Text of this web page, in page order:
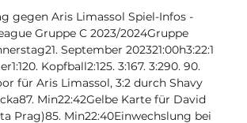
gegen Aris Limassol Spiel-Infos -
Gruppe C 2023/2024Gruppe
September 202321:00h3:22:1
Kopfball2:125. 3:167. 3:290. 90.
für Aris Limassol, 3:2 durch Shavy
Min22:42Gelbe Karte für David
Prag)85. Min22:40Einwechslung bei